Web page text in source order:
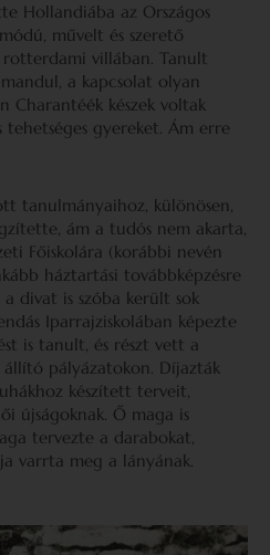
Hollandiába az Országos
művelt és szerető
villában. Tanult
a kapcsolat olyan
Charantéék készek voltak
gyereket. Ám erre
tanulmányaihoz, különösen,
ám a tudós nem akarta,
Főiskolára (korábbi nevén
háztartási továbbképzésre
divat is szóba került sok
Iparrajziskolában képezte
is tanult, és részt vett a
pályázatokon. Díjazták
készített terveit,
újságoknak. Ő maga is
tervezte a darabokat,
varrta meg a lányának.